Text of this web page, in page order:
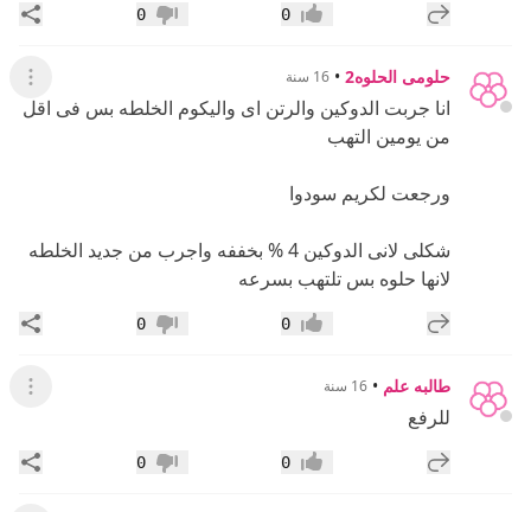
إضافة رد جديد إعجاب0 عدم إعجاب
0
حلومى الحلوه2 • 16 سنة عرض
انا جربت الدوكين والرتن اى واليكوم الخلطه بس فى اقل
من يومين التهب
ورجعت لكريم سودوا
شكلى لانى الدوكين 4 % بخففه واجرب من جديد الخلطه
لانها حلوه بس تلتهب بسرعه
إضافة رد جديد إعجاب0 عدم إعجاب
0
طالبه علم • 16 سنة عرض
للرفع
إضافة رد جديد إعجاب0 عدم إعجاب
0